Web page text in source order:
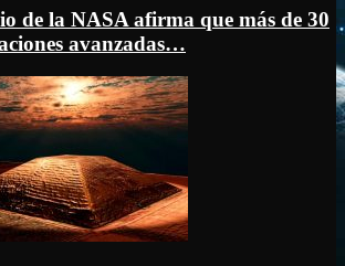
de la NASA afirma que más de 30
avanzadas…